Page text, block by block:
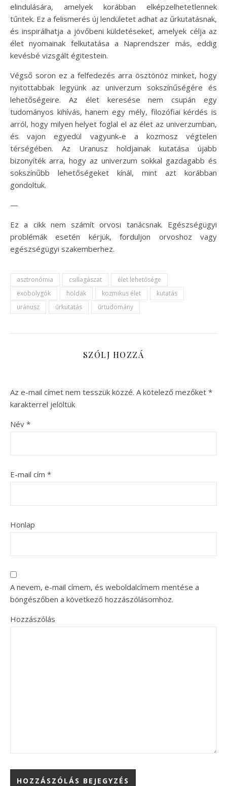
elindulására, amelyek korábban elképzelhetetlennek
tűntek. Ez a felismerés új lendületet adhat az űrkutatásnak,
és inspirálhatja a jövőbeni küldetéseket, amelyek célja az
élet nyomainak felkutatása a Naprendszer más, eddig
kevésbé vizsgált égitestein.
Végső soron ez a felfedezés arra ösztönöz minket, hogy
nyitottabbak legyünk az univerzum sokszínűségére és
lehetőségeire. Az élet keresése nem csupán egy
tudományos kihívás, hanem egy mély, filozófiai kérdés is
arról, hogy milyen helyet foglal el az élet az univerzumban,
és vajon egyedül vagyunk-e a kozmosz végtelen
térségében. Az Uranusz holdjainak kutatása újabb
bizonyíték arra, hogy az univerzum sokkal gazdagabb és
sokszínűbb lehetőségeket kínál, mint azt korábban
gondoltuk.
—
Ez a cikk nem számít orvosi tanácsnak. Egészségügyi
problémák esetén kérjük, forduljon orvoshoz vagy
egészségügyi szakemberhez.
asztronómia csillagászat
élet lehetősége
exobolygók
holdak kozmikus élet
kutatás
uránusz
űrkutatás űrtudomány
SZÓLJ HOZZÁ
Az e-mail címet nem tesszük közzé. A kötelező mezőket *
karakterrel jelöltük
Név *
E-mail cím *
Honlap
A nevem, e-mail címem, és weboldalcímem mentése a
böngészőben a következő hozzászólásomhoz.
Hozzászólás